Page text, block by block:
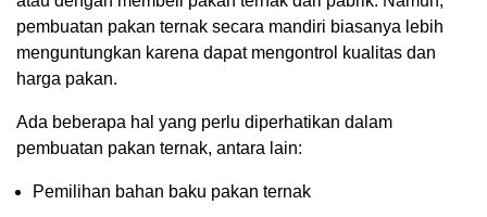
pembuatan pakan ternak secara mandiri biasanya lebih
menguntungkan karena dapat mengontrol kualitas dan
harga pakan.
Ada beberapa hal yang perlu diperhatikan dalam
pembuatan pakan ternak, antara lain:
Pemilihan bahan baku pakan ternak